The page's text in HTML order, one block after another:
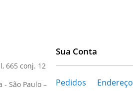
665 conj. 12
- São Paulo –
Sua Conta
Pedidos
Endereço